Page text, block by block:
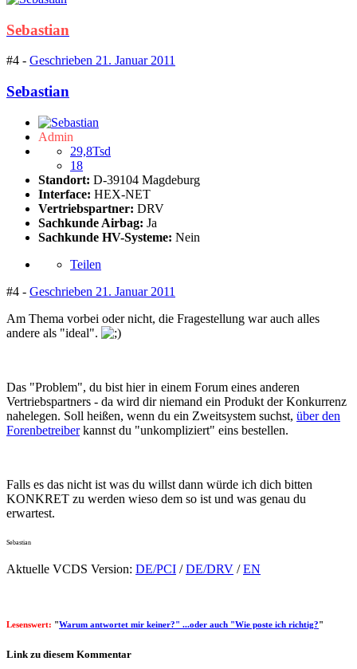
Sebastian
#4 - Geschrieben 21. Januar 2011
Sebastian
Admin
29,8Tsd
18
Standort: D-39104 Magdeburg
Interface: HEX-NET
Vertriebspartner: DRV
Sachkunde Airbag: Ja
Sachkunde HV-Systeme: Nein
Teilen
#4 - Geschrieben 21. Januar 2011
Am Thema vorbei oder nicht, die Fragestellung war auch alles
andere als "ideal".
Das "Problem", du bist hier in einem Forum eines anderen
Vertriebspartners - da wird dir niemand ein Produkt der Konkurrenz
nahelegen. Soll heißen, wenn du ein Zweitsystem suchst, über den
Forenbetreiberkannst du "unkompliziert" eins bestellen.
Falls es das nicht ist was du willst dann würde ich dich bitten
KONKRET zu werden wieso dem so ist und was genau du
erwartest.
Sebastian
Aktuelle VCDS Version: DE/PCI /DE/DRV /EN
Lesenswert: "Warum antwortet mir keiner?" ...oder auch "Wie poste ich richtig?"
Link zu diesem Kommentar